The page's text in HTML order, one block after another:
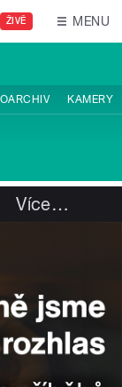
ŽIVĚ MENU
KAMERY
Více…